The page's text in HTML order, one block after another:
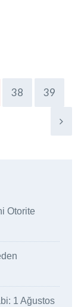
38 39
Otorite
1 Ağustos